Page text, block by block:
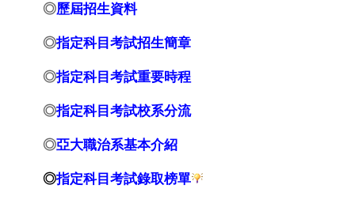
◎歷屆招生資料
◎指定科目考試招生簡章
◎指定科目考試重要時程
◎指定科目考試校系分流
◎亞大職治系基本介紹
◎指定科目考試錄取榜單